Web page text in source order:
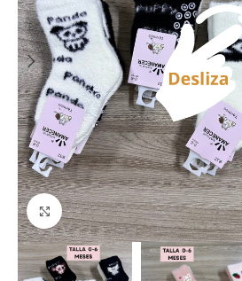
Haga Click para agrandar